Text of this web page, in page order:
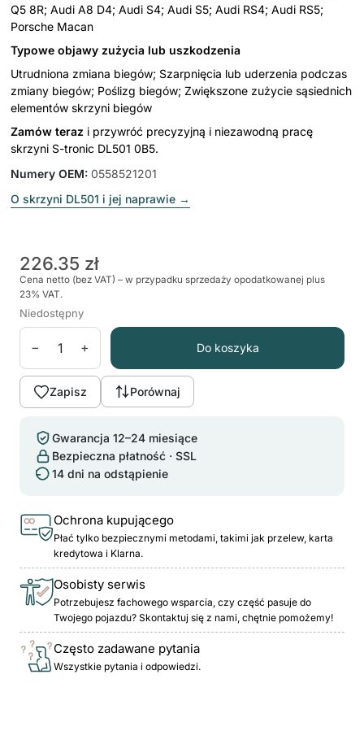
Q5 8R; Audi A8 D4; Audi S4; Audi S5; Audi RS4; Audi RS5;
Porsche Macan
Typowe objawy zużycia lub uszkodzenia
Utrudniona zmiana biegów; Szarpnięcia lub uderzenia podczas
zmiany biegów; Poślizg biegów; Zwiększone zużycie sąsiednich
elementów skrzyni biegów
Zamów teraz i przywróć precyzyjną i niezawodną pracę
skrzyni S-tronic DL501 0B5.
Numery OEM: 0558521201
O skrzyni DL501 i jej naprawie →
226.35 zł
Cena netto (bez VAT) – w przypadku sprzedaży opodatkowanej plus
23% VAT.
Niedostępny
− + Do koszyka
Zapisz Porównaj
Gwarancja 12–24 miesiące
Bezpieczna płatność · SSL
14 dni na odstąpienie
Ochrona kupującego
Płać tylko bezpiecznymi metodami, takimi jak przelew, karta
kredytowa i Klarna.
Osobisty serwis
Potrzebujesz fachowego wsparcia, czy część pasuje do
Twojego pojazdu? Skontaktuj się z nami, chętnie pomożemy!
Często zadawane pytania
Wszystkie pytania i odpowiedzi.